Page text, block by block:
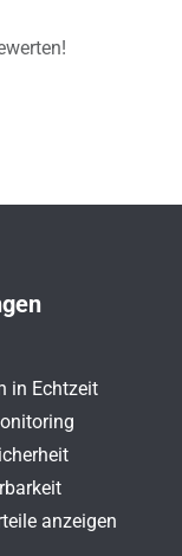
in Echtzeit
anzeigen